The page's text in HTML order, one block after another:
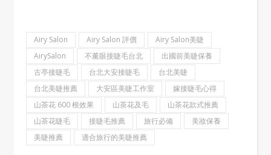
Airy Salon Airy Salon 評價
Airy Salon美睫
AirySalon
不薰眼接睫毛台北
出國前美睫保養
古亭接睫毛
台北大安接睫毛
台北美睫
台北美睫推薦
大安區美睫工作室
嫁接睫毛心得
山茶花 600 根效果
山茶花及毛
山茶花款式推薦
山茶花睫毛
接睫毛推薦 旅行必備
美妝保養
美睫推薦
適合旅行的美睫推薦